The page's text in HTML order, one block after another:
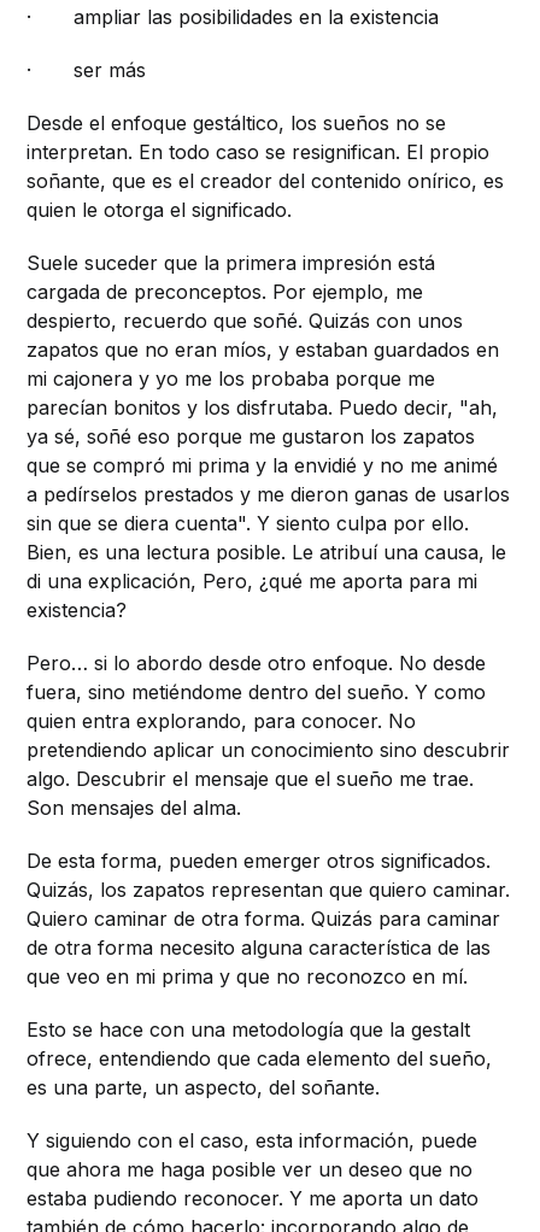
· ampliar las posibilidades en la existencia
· ser más
Desde el enfoque gestáltico, los sueños no se
interpretan. En todo caso se resignifican. El propio
soñante, que es el creador del contenido onírico, es
quien le otorga el significado.
Suele suceder que la primera impresión está
cargada de preconceptos. Por ejemplo, me
despierto, recuerdo que soñé. Quizás con unos
zapatos que no eran míos, y estaban guardados en
mi cajonera y yo me los probaba porque me
parecían bonitos y los disfrutaba. Puedo decir, "ah,
ya sé, soñé eso porque me gustaron los zapatos
que se compró mi prima y la envidié y no me animé
a pedírselos prestados y me dieron ganas de usarlos
sin que se diera cuenta". Y siento culpa por ello.
Bien, es una lectura posible. Le atribuí una causa, le
di una explicación, Pero, ¿qué me aporta para mi
existencia?
Pero… si lo abordo desde otro enfoque. No desde
fuera, sino metiéndome dentro del sueño. Y como
quien entra explorando, para conocer. No
pretendiendo aplicar un conocimiento sino descubrir
algo. Descubrir el mensaje que el sueño me trae.
Son mensajes del alma.
De esta forma, pueden emerger otros significados.
Quizás, los zapatos representan que quiero caminar.
Quiero caminar de otra forma. Quizás para caminar
de otra forma necesito alguna característica de las
que veo en mi prima y que no reconozco en mí.
Esto se hace con una metodología que la gestalt
ofrece, entendiendo que cada elemento del sueño,
es una parte, un aspecto, del soñante.
Y siguiendo con el caso, esta información, puede
que ahora me haga posible ver un deseo que no
estaba pudiendo reconocer. Y me aporta un dato
también de cómo hacerlo: incorporando algo de